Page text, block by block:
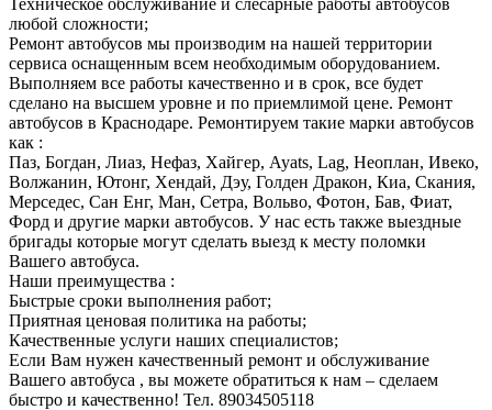
Техническое обслуживание и слесарные работы автобусов
любой сложности;
Ремонт автобусов мы производим на нашей территории
сервиса оснащенным всем необходимым оборудованием.
Выполняем все работы качественно и в срок, все будет
сделано на высшем уровне и по приемлимой цене. Ремонт
автобусов в Краснодаре. Ремонтируем такие марки автобусов
как :
Паз, Богдан, Лиаз, Нефаз, Хайгер, Ayats, Lag, Неоплан, Ивеко,
Волжанин, Ютонг, Хендай, Дэу, Голден Дракон, Киа, Скания,
Мерседес, Сан Енг, Ман, Сетра, Вольво, Фотон, Бав, Фиат,
Форд и другие марки автобусов. У нас есть также выездные
бригады которые могут сделать выезд к месту поломки
Вашего автобуса.
Наши преимущества :
Быстрые сроки выполнения работ;
Приятная ценовая политика на работы;
Качественные услуги наших специалистов;
Если Вам нужен качественный ремонт и обслуживание
Вашего автобуса , вы можете обратиться к нам – сделаем
быстро и качественно! Тел. 89034505118